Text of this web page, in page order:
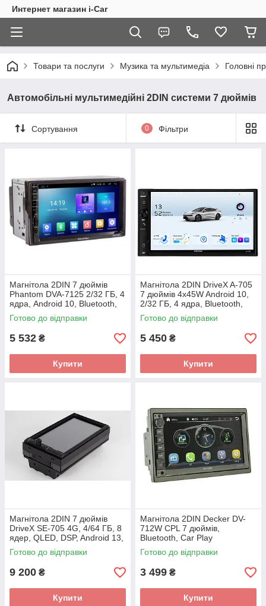
Интернет магазин i-Car
Товари та послуги Музика та мультимедіа Головні
Автомобільні мультимедійні 2DIN системи 7 дюймів
Сортування 0 Фільтри
Магнітола 2DIN 7 дюймів
Phantom DVA-7125 2/32 ГБ, 4
ядра, Android 10, Bluetooth,
GPS
Готово до відправки
5 532 ₴
Купити
Магнітола 2DIN DriveX A-705
7 дюймів 4x45W Android 10,
2/32 ГБ, 4 ядра, Bluetooth,
GPS, CarPlay, Android Auto
Готово до відправки
5 450 ₴
Купити
Магнітола 2DIN 7 дюймів
DriveX SE-705 4G, 4/64 ГБ, 8
ядер, QLED, DSP, Android 13,
Bluetooth, GPS, CarPlay,
Android Auto
Готово до відправки
9 200 ₴
Купити
Магнітола 2DIN Decker DV-
712W СРL 7 дюймів,
Bluetooth, Car Play
Готово до відправки
3 499 ₴
Купити